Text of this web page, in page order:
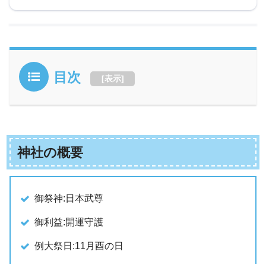
目次 [表示]
神社の概要
御祭神:日本武尊
御利益:開運守護
例大祭日:11月酉の日